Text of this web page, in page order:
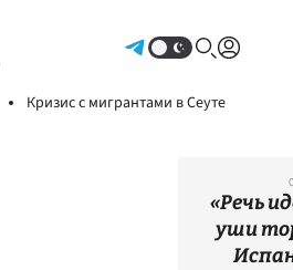
Кризис с мигрантами в Сеуте
«Речь
уши